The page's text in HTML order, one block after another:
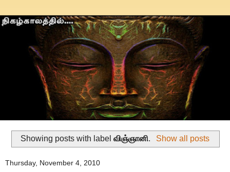
Showing posts with labelவிஞ்ஞானி. Show all posts
Thursday, November 4, 2010